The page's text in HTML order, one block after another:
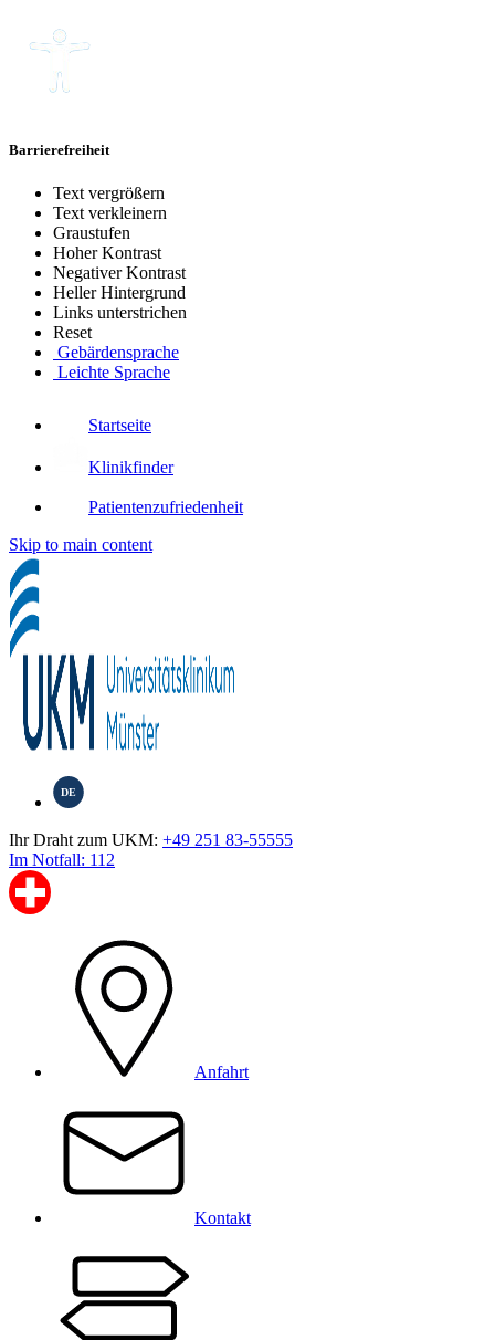
Barrierefreiheit
Text vergrößern
Text verkleinern
Graustufen
Hoher Kontrast
Negativer Kontrast
Heller Hintergrund
Links unterstrichen
Reset
Gebärdensprache
Leichte Sprache
Startseite
Klinikfinder
Patientenzufriedenheit
Skip to main content
DE
Ihr Draht zum UKM: +49 251 83-55555
Im Notfall: 112
Anfahrt
Kontakt